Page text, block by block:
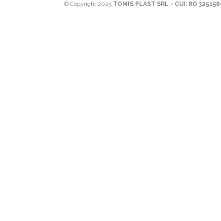
© Copyright 2025 TOMIS PLAST SRL - CUI: RO